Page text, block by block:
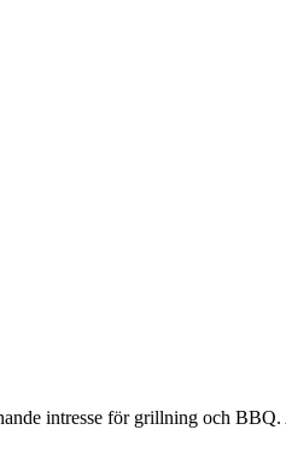
intresse för grillning och